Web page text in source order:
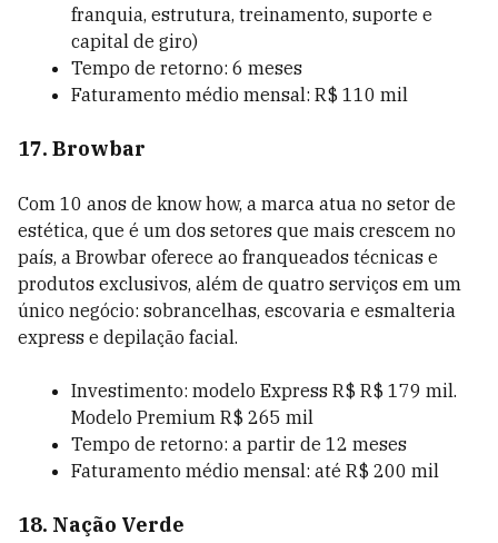
franquia, estrutura, treinamento, suporte e
capital de giro)
Tempo de retorno: 6 meses
Faturamento médio mensal: R$ 110 mil
17. Browbar
Com 10 anos de know how, a marca atua no setor de
estética, que é um dos setores que mais crescem no
país, a Browbar oferece ao franqueados técnicas e
produtos exclusivos, além de quatro serviços em um
único negócio: sobrancelhas, escovaria e esmalteria
express e depilação facial.
Investimento: modelo Express R$ R$ 179 mil.
Modelo Premium R$ 265 mil
Tempo de retorno: a partir de 12 meses
Faturamento médio mensal: até R$ 200 mil
18. Nação Verde